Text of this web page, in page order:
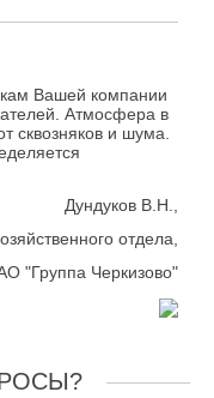
Вашей компании
Атмосфера в
сквозняков и шума.
Дундуков В.Н.,
отдела,
"Группа Черкизово"